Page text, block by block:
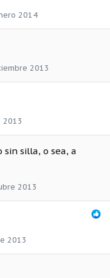
2014
2013
2013
silla, o sea, a
2013
2013